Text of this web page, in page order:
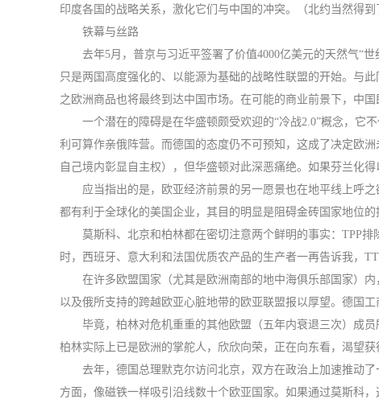
印度各国的战略关系，激化它们与中国的冲突。（北约当然得到
铁幕与丝路
去年5月，普京与习近平签署了价值4000亿美元的天然气“
只是两国高度强化的、以能源为基础的战略性联盟的开始。与
之欧洲商品也将最终到达中国市场。在可能的商业前景下，中
一个潜在的障碍是在华盛顿颇受欢迎的“冷战2.0”概念，它
利可算作亲俄阵营。而德国的态度仍不可预知，这成了决定欧
自己境内彰显自主权），但华盛顿对此深恶痛绝。如果芬兰化
应当指出的是，欧亚经济前景的另一愿景也在地平线上呼
都有利于全球化的美国企业，其目的明显是阻碍金砖国家地位
莫斯科、北京和柏林都在密切注意两个鲜明的事实：TPP
时，西班牙、意大利和法国优质农产品的生产者一再告诉我，
在许多欧盟国家（尤其是欧洲南部的地中海俱乐部国家）
以及俄所支持的跨越欧亚心脏地带的欧亚联盟报以厚望。德国
毕竟，柏林对危机重重的其他欧盟（五年内衰退三次）成
柏林实际上已是欧洲的掌舵人，欣欣向荣，正在向东看，渴望获
去年，德国总理默克尔访问北京，双方在政治上加速推动
方面，像磁铁一样吸引沿线数十个欧亚国家。如果通过莫斯科